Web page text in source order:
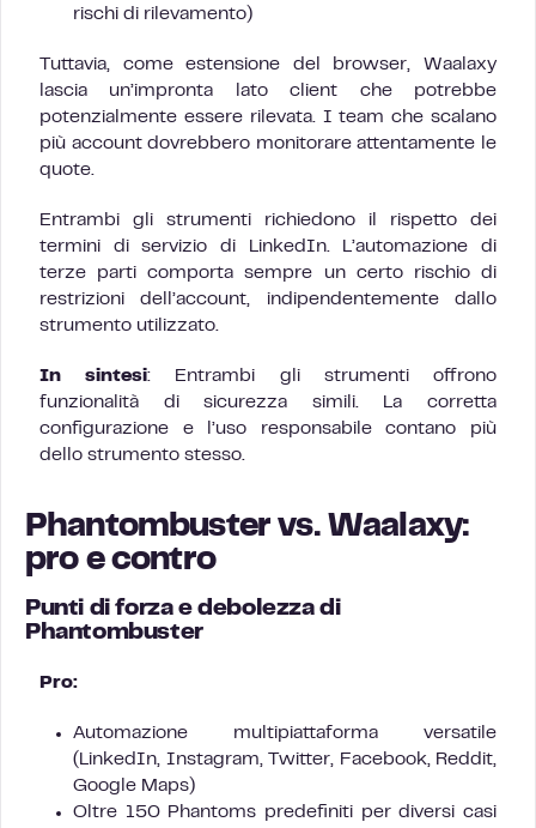
rischi di rilevamento)
Tuttavia, come estensione del browser, Waalaxy
lascia un’impronta lato client che potrebbe
potenzialmente essere rilevata. I team che scalano
più account dovrebbero monitorare attentamente le
quote.
Entrambi gli strumenti richiedono il rispetto dei
termini di servizio di LinkedIn. L’automazione di
terze parti comporta sempre un certo rischio di
restrizioni dell’account, indipendentemente dallo
strumento utilizzato.
In sintesi: Entrambi gli strumenti offrono
funzionalità di sicurezza simili. La corretta
configurazione e l’uso responsabile contano più
dello strumento stesso.
Phantombuster vs. Waalaxy:
pro e contro
Punti di forza e debolezza di
Phantombuster
Pro:
Automazione multipiattaforma versatile
(LinkedIn, Instagram, Twitter, Facebook, Reddit,
Google Maps)
Oltre 150 Phantoms predefiniti per diversi casi